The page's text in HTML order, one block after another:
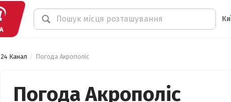
24 Канал Погода Акрополіс
Погода Акрополіс